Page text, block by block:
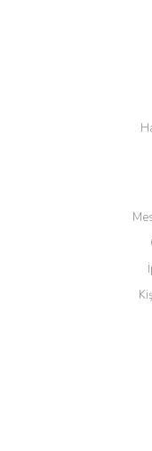
Bu
Ürün resmi
Ürün
Ürün bilgilerinde
Ürün fiyatı diğer
Bu ürüne benzer